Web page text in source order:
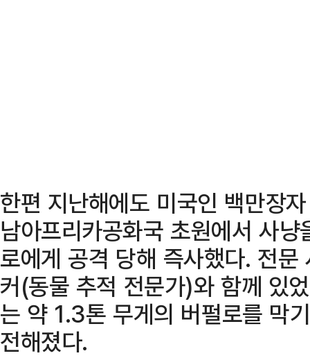
한편 지난해에도 미국인 백만장
남아프리카공화국 초원에서 사
로에게 공격 당해 즉사했다. 전
커(동물 추적 전문가)와 함께 있
는 약 1.3톤 무게의 버펄로를 막
전해졌다.